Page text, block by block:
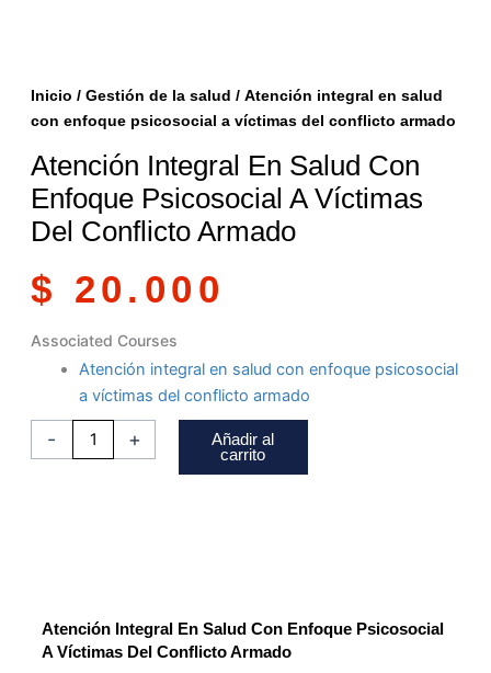
Inicio / Gestión de la salud / Atención integral en salud
con enfoque psicosocial a víctimas del conflicto armado
Atención Integral En Salud Con
Enfoque Psicosocial A Víctimas
Del Conflicto Armado
$ 20.000
Associated Courses
Atención integral en salud con enfoque psicosocial
a víctimas del conflicto armado
-
Atención
integral
salud
con
armado
cantidad
+
Añadir al
carrito
Atención Integral En Salud Con Enfoque Psicosocial
A Víctimas Del Conflicto Armado